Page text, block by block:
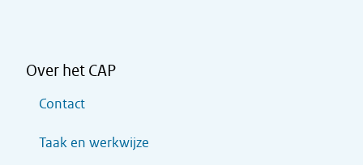
Over het CAP
Contact
Taak en werkwijze